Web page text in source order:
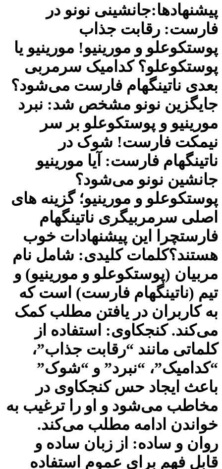
پیشنهادها:جانشینی نونو در
فارست: رقابت جذاب
پوستکوعلو و مورینیو! مورینیو یا
پوستکوعلو؟ کدامیک سرمربی
بعدی ناتینگهام فارست می‌شود؟
جایگزین نونو مشخص شد: نبرد
مورینیو و پوستکوعلو بر سر
نیمکت فارست! شوک در
ناتینگهام فارست: آیا مورینیو
جانشین نونو می‌شود؟
پوستکوعلو و مورینیو؛ گزینه های
اصلی سرمربیگری ناتینگهام
فارستچرا این پیشنهادات خوب
هستند؟کلمات کلیدی: شامل نام
مربیان (پوستکوعلو و مورینیو) و
تیم (ناتینگهام فارست) است که
به کاربران در یافتن مطلب کمک
می‌کند. کنجکاوی: استفاده از
کلماتی مانند “رقابت جذاب”،
“کدامیک”، “نبرد” و “شوک”
باعث ایجاد حس کنجکاوی در
مخاطب می‌شود و او را ترغیب به
خواندن ادامه مطلب می‌کند.
روان و ساده: از زبان ساده و
قابل فهم برای عموم استفاده